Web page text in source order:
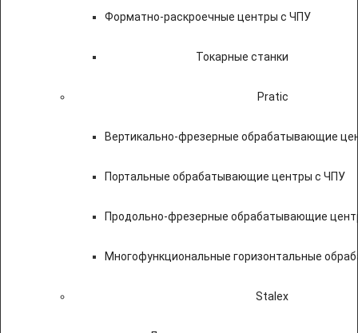
Форматно-раскроечные центры с ЧПУ
Токарные станки
Pratic
Вертикально-фрезерные обрабатывающие
Портальные обрабатывающие центры с ЧПУ
Продольно-фрезерные обрабатывающие
Многофункциональные горизонтальные
Stalex